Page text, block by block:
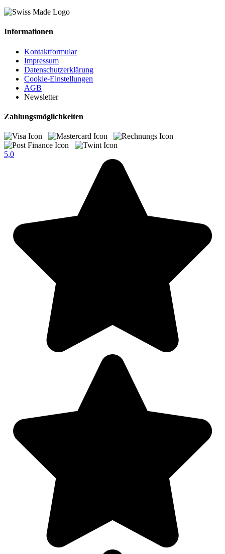
Informationen
Kontaktformular
Impressum
Datenschutzerklärung
Cookie-Einstellungen
AGB
Newsletter
Zahlungsmöglichkeiten
5,0